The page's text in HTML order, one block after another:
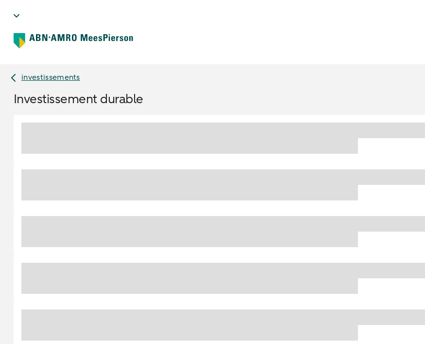
investissements
Investissement durable